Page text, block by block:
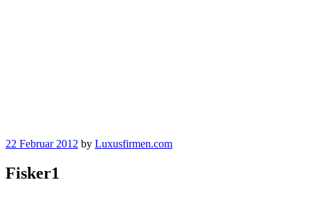
22 Februar 2012 by Luxusfirmen.com
Fisker1